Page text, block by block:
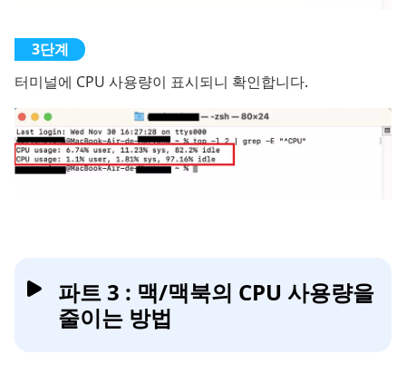
터미널에 CPU 사용량이 표시되니 확인합니다.
파트 3 : 맥/맥북의 CPU 사용량을
줄이는 방법